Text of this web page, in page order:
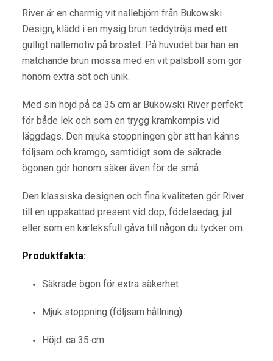
River är en charmig vit nallebjörn från Bukowski
Design, klädd i en mysig brun teddytröja med ett
gulligt nallemotiv på bröstet. På huvudet bär han en
matchande brun mössa med en vit pälsboll som gör
honom extra söt och unik.
Med sin höjd på ca 35 cm är Bukowski River perfekt
för både lek och som en trygg kramkompis vid
läggdags. Den mjuka stoppningen gör att han känns
följsam och kramgo, samtidigt som de säkrade
ögonen gör honom säker även för de små.
Den klassiska designen och fina kvaliteten gör River
till en uppskattad present vid dop, födelsedag, jul
eller som en kärleksfull gåva till någon du tycker om.
Produktfakta:
Säkrade ögon för extra säkerhet
Mjuk stoppning (följsam hållning)
Höjd: ca 35 cm